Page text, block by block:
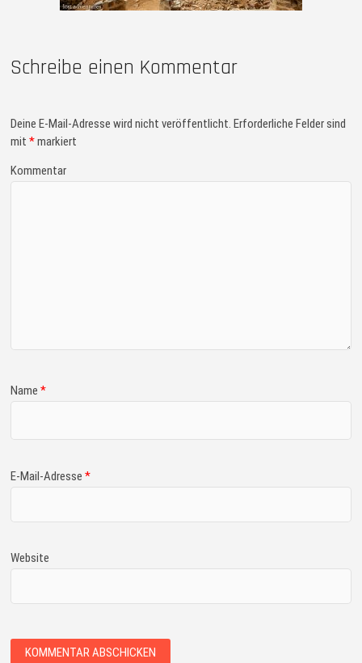
Schreibe einen Kommentar
Deine E-Mail-Adresse wird nicht veröffentlicht. Erforderliche Felder sind
mit*markiert
Kommentar
Name*
E-Mail-Adresse*
Website